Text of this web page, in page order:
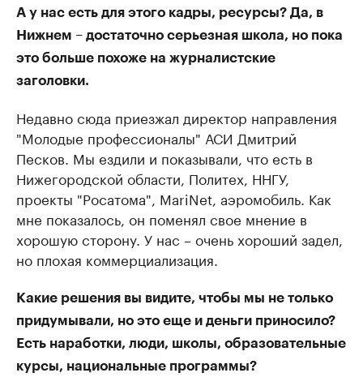
А у нас есть для этого кадры, ресурсы? Да, в
Нижнем – достаточно серьезная школа, но пока
это больше похоже на журналистские
заголовки.
Недавно сюда приезжал директор направления
"Молодые профессионалы" АСИ Дмитрий
Песков. Мы ездили и показывали, что есть в
Нижегородской области, Политех, ННГУ,
проекты "Росатома", MariNet, аэромобиль. Как
мне показалось, он поменял свое мнение в
хорошую сторону. У нас – очень хороший задел,
но плохая коммерциализация.
Какие решения вы видите, чтобы мы не только
придумывали, но это еще и деньги приносило?
Есть наработки, люди, школы, образовательные
курсы, национальные программы?